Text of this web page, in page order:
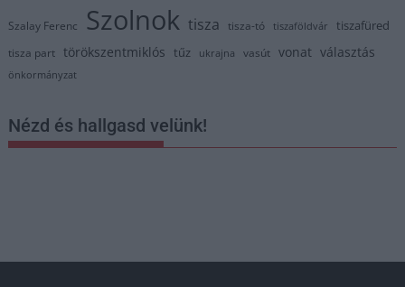
Szalay Ferenc Szolnok tisza tisza-tó tiszaföldvár tiszafüred
tisza part törökszentmiklós tűz ukrajna vasút vonat választás
önkormányzat
Nézd és hallgasd velünk!